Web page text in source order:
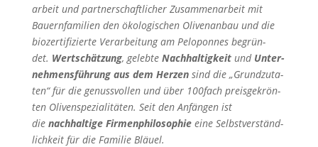
ar­beit und partner­schaft­li­cher Zusam­men­ar­beit mit
Bauern­fa­mi­lien den ökolo­gi­schen Oliven­an­bau und die
biozer­ti­fi­zierte Verar­bei­tung am Pelopon­nes begrün­
det. Wertschät­zung, gelebte Nachhal­tig­keitund Unter­
neh­mens­füh­rung aus dem Herzensind die „Grund­zu­ta­
ten“ für die genuss­vol­len und über 100fach preis­ge­krön­
ten Oliven­spe­zia­li­tä­ten. Seit den Anfän­gen ist
die nachhal­tige Firmen­phi­lo­so­phieeine Selbst­ver­ständ­
lich­keit für die Familie Bläuel.